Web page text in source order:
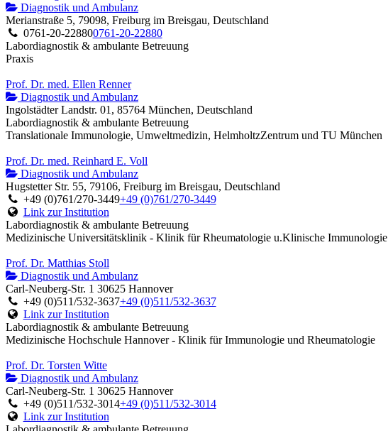
Diagnostik und Ambulanz
Merianstraße 5, 79098, Freiburg im Breisgau, Deutschland
0761-20-228800761-20-22880
Labordiagnostik & ambulante Betreuung
Praxis
Prof. Dr. med. Ellen Renner
Diagnostik und Ambulanz
Ingolstädter Landstr. 01, 85764 München, Deutschland
Labordiagnostik & ambulante Betreuung
Translationale Immunologie, Umweltmedizin, HelmholtzZentrum und TU München
Prof. Dr. med. Reinhard E. Voll
Diagnostik und Ambulanz
Hugstetter Str. 55, 79106, Freiburg im Breisgau, Deutschland
+49 (0)761/270-3449+49 (0)761/270-3449
Link zur Institution
Labordiagnostik & ambulante Betreuung
Medizinische Universitätsklinik - Klinik für Rheumatologie u.Klinische Immunologie
Prof. Dr. Matthias Stoll
Diagnostik und Ambulanz
Carl-Neuberg-Str. 1 30625 Hannover
+49 (0)511/532-3637+49 (0)511/532-3637
Link zur Institution
Labordiagnostik & ambulante Betreuung
Medizinische Hochschule Hannover - Klinik für Immunologie und Rheumatologie
Prof. Dr. Torsten Witte
Diagnostik und Ambulanz
Carl-Neuberg-Str. 1 30625 Hannover
+49 (0)511/532-3014+49 (0)511/532-3014
Link zur Institution